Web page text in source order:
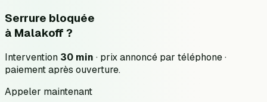
Serrure bloquée
à Malakoff ?
Intervention 30 min · prix annoncé par téléphone·
paiement après ouverture.
Appeler maintenant